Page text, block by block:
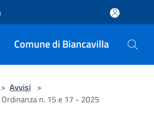
Comune di Biancavilla
> Avvisi >
n. 15 e 17 - 2025